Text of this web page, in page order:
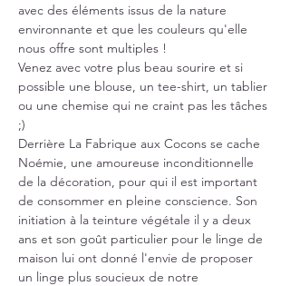
avec des éléments issus de la nature
environnante et que les couleurs qu'elle
nous offre sont multiples !
Venez avec votre plus beau sourire et si
possible une blouse, un tee-shirt, un tablier
ou une chemise qui ne craint pas les tâches
;)
Derrière La Fabrique aux Cocons se cache
Noémie, une amoureuse inconditionnelle
de la décoration, pour qui il est important
de consommer en pleine conscience. Son
initiation à la teinture végétale il y a deux
ans et son goût particulier pour le linge de
maison lui ont donné l'envie de proposer
un linge plus soucieux de notre